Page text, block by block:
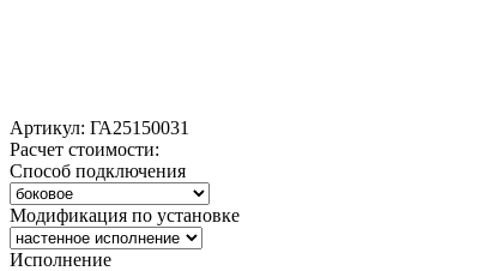
Артикул: ГА25150031
Расчет стоимости:
Способ подключения
Модификация по установке
Исполнение